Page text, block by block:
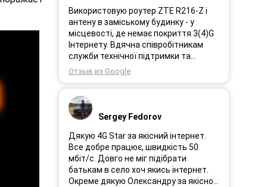
Використовую роутер ZTE R216-Z і
антену в заміському будинку - у
місцевості, де немає покриття 3(4)G
Інтернету. Вдячна співробітникам
служби технічної підтримки та
інженерам за професійне і швидке
сервісне обслуговування, ремонт і
роки після покупки я не шкодую про
прийняте тоді рішення придбати
обладнання в компанії 3G star (зараз
4G star).
Отзыв из Google
Sergey Fedorov
Дякую 4G Star за якісний інтернет.
Все добре працює, швидкість 50
мбіт/с. Довго не міг підібрати
батькам в село хоч якись інтернет.
Окреме дякую Олександру за якісно